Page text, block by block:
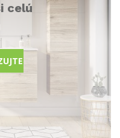
celú